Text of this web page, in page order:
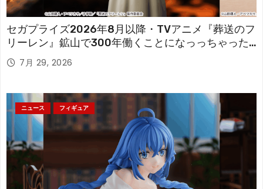
セガプライズ2026年8月以降・TVアニメ『葬送のフ
リーレン』鉱山で300年働くことになっっちゃった
「フリーレン」を立体化！
7月 29, 2026
ニュース フィギュア